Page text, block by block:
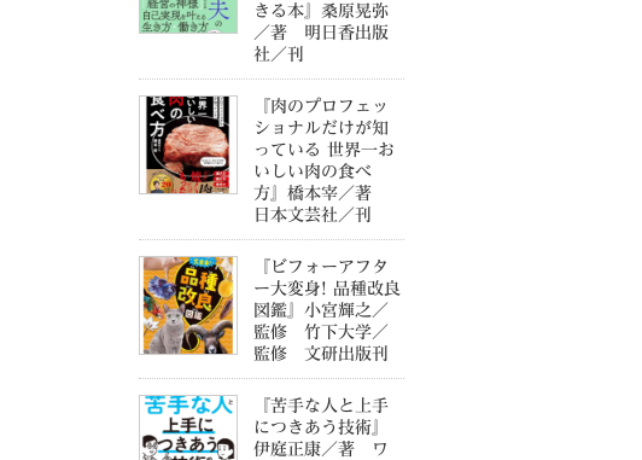
きる本』桑原晃弥
／著 明日香出版
社／刊
『肉のプロフェッ
ショナルだけが知
っている 世界一お
いしい肉の食べ
方』橋本宰／著
日本文芸社／刊
『ビフォーアフタ
ー大変身! 品種改良
図鑑』小宮輝之／
監修 竹下大学／
監修 文研出版刊
『苦手な人と上手
につきあう技術』
伊庭正康／著 ワ